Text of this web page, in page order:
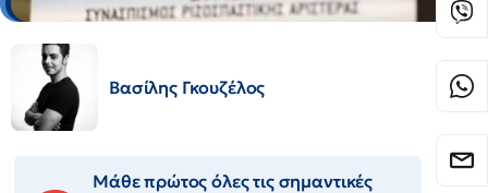
Βασίλης Γκουζέλος
Μάθε πρώτος όλες τις σημαντικές